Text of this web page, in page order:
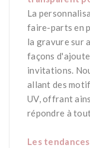
La
faire-parts en
la gravure sur
façons
invitations.
allant des
UV, offrant
répondre à
Les